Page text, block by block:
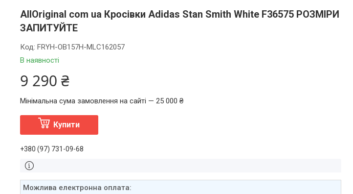
AllOriginal com ua Кросівки Adidas Stan Smith White F36575 РОЗМІРИ
ЗАПИТУЙТЕ
В наявності
Код: FRYH-OB157H-MLC162057
9 290 ₴
Мінімальна сума замовлення на сайті — 25 000 ₴
Купити
+380 (97) 731-09-68